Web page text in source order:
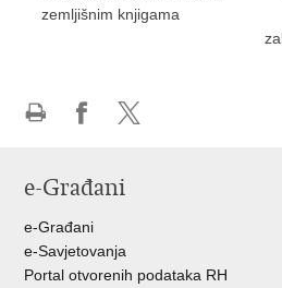
zemljišnim knjigama
FacebookuTwitteru
e-Građani
e-Građani
e-Savjetovanja
Portal otvorenih podataka RH